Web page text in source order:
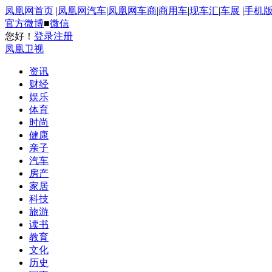
凤凰网首页 |凤凰网汽车|凤凰网车商|商用车|现车汇|车展 |手机版
官方微博■微信
您好！ 登录注册
凤凰卫视
资讯
财经
娱乐
体育
时尚
健康
亲子
汽车
房产
家居
科技
旅游
读书
教育
文化
历史